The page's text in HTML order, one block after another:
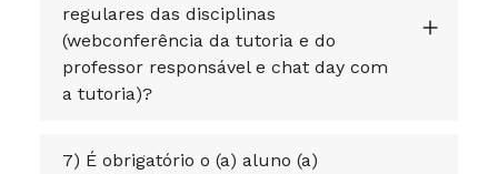
regulares das disciplinas
(webconferência da tutoria e do
professor responsável e chat day com
a tutoria)?
7) É obrigatório o (a) aluno (a)